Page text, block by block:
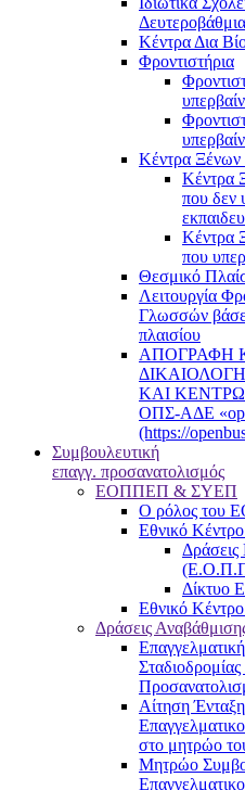
Κέντρα Δια
Φροντιστήρια
Κέντρα
Kέντρα
που δεν
Kέντρα
που
Θεσμικό
Λειτουργία
Γλωσσών
πλαισίου
ΑΠΟΓΡΑΦΗ
ΚΑΙ
ΟΠΣ-ΑΔΕ
(https://
Συμβουλευτική
επαγγ. προσανατολισμός
ΕΟΠΠΕΠ & ΣΥΕΠ
Ο ρόλος του
Εθνικό
Δίκτυο
Εθνικό
Δράσεις
Αίτηση
στο μητρώο
Μητρώο